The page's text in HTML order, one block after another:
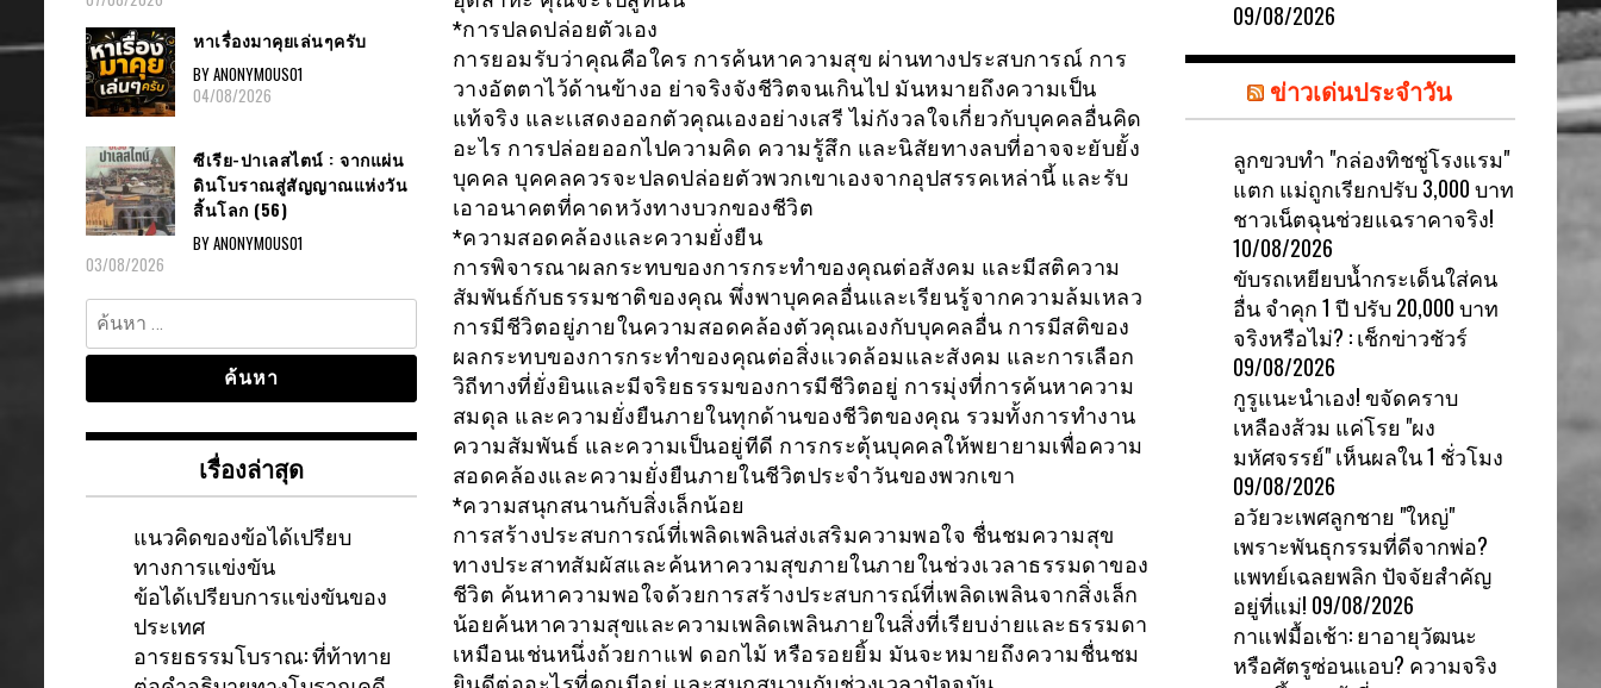
*การปลดปล่อยตัวเอง
การยอมรับว่าคุณคือใคร การค้นหาความสุข ผ่านทางประสบการณ์ การ
วางอัตตาไว้ด้านข้างอ ย่าจริงจังชีวิตจนเกินไป มันหมายถึงความเป็น
แท้จริง และเเสดงออกตัวคุณเองอย่างเสรี ไม่กังวลใจเกี่ยวกับบุคคลอื่นคิด
อะไร การปล่อยออกไปความคิด ความรู้สึก และนิสัยทางลบที่อาจจะยับยั้ง
บุคคล บุคคลควรจะปลดปล่อยตัวพวกเขาเองจากอุปสรรคเหล่านี้ และรับ
เอาอนาคตที่คาดหวังทางบวกของชีวิต
*ความสอดคล้องและความยั่งยืน
การพิจารณาผลกระทบของการกระทำของคุณต่อสังคม และมีสติความ
สัมพันธ์กับธรรมชาติของคุณ พึ่งพาบุคคลอื่นและเรียนรู้จากความล้มเหลว
การมีชีวิตอยู่ภายในความสอดคล้องตัวคุณเองกับบุคคลอื่น การมีสติของ
ผลกระทบของการกระทำของคุณต่อสิ่งแวดล้อมและสังคม และการเลือก
วิถีทางที่ยั่งยินและมีจริยธรรมของการมีชีวิตอยู่ การมุ่งที่การค้นหาความ
สมดุล และความยั่งยืนภายในทุกด้านของชีวิตของคุณ รวมทั้งการทำงาน
ความสัมพันธ์ และความเป็นอยู่ทีดี การกระตุ้นบุคคลให้พยายามเพื่อความ
สอดคล้องและความยั่งยืนภายในชีวิตประจำวันของพวกเขา
*ความสนุกสนานกับสิ่งเล็กน้อย
การสร้างประสบการณ์ที่เพลิดเพลินส่งเสริมความพอใจ ชื่นชมความสุข
ทางประสาทสัมผัสและค้นหาความสุขภายในภายในช่วงเวลาธรรมดาของ
ชีวิต ค้นหาความพอใจด้วยการสร้างประสบการณ์ที่เพลิดเพลินจากสิ่งเล็ก
น้อยค้นหาความสุขและความเพลิดเพลินภายในสิ่งที่เรียบง่ายและธรรมดา
เหมือนเช่นหนึ่งถ้วยกาแฟ ดอกไม้ หรือรอยยิ้ม มันจะหมายถึงความชื่นชม
หาเรื่องมาคุยเล่นๆครับ
BY ANONYMOUS01
04/08/2026
ซีเรีย-ปาเลสไตน์ : จากแผ่น
ดินโบราณสู่สัญญาณแห่งวัน
สิ้นโลก (56)
BY ANONYMOUS01
03/08/2026
ค้นหา
สำหรับ:
เรื่องล่าสุด
แนวคิดของข้อได้เปรียบ
ทางการแข่งขัน
ข้อได้เปรียบการแข่งขันของ
ประเทศ
อารยธรรมโบราณ: ที่ท้าทาย
09/08/2026
ข่าวเด่นประจำวัน
ลูกขวบทำ "กล่องทิชชู่โรงแรม"
แตก แม่ถูกเรียกปรับ 3,000 บาท
ชาวเน็ตฉุนช่วยแฉราคาจริง!
10/08/2026
ขับรถเหยียบน้ำกระเด็นใส่คน
อื่น จำคุก 1 ปี ปรับ 20,000 บาท
จริงหรือไม่? : เช็กข่าวชัวร์
09/08/2026
กูรูแนะนำเอง! ขจัดคราบ
เหลืองส้วม แค่โรย "ผง
มหัศจรรย์" เห็นผลใน 1 ชั่วโมง
09/08/2026
อวัยวะเพศลูกชาย "ใหญ่"
เพราะพันธุกรรมที่ดีจากพ่อ?
แพทย์เฉลยพลิก ปัจจัยสำคัญ
อยู่ที่แม่! 09/08/2026
กาแฟมื้อเช้า: ยาอายุวัฒนะ
หรือศัตรูซ่อนแอบ? ความจริง